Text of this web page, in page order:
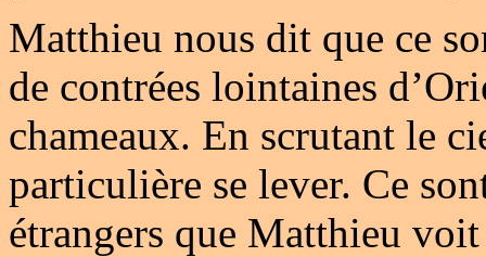
Matthieu nous dit que ce
de contrées lointaines
chameaux. En scrutant le
particulière se lever. Ce
étrangers que Matthieu